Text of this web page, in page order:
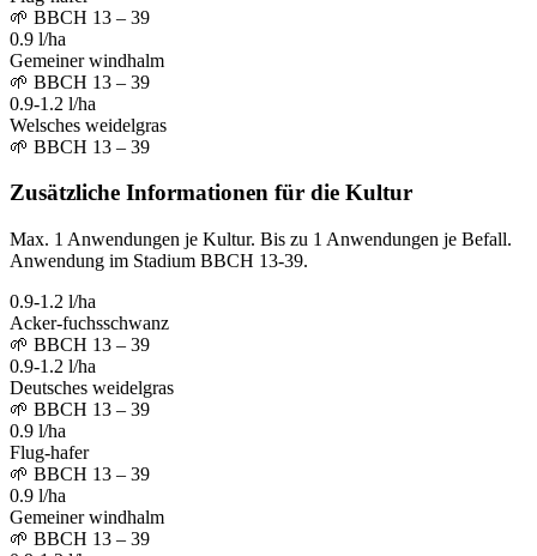
🌱 BBCH 13 – 39
0.9 l/ha
Gemeiner windhalm
🌱 BBCH 13 – 39
0.9-1.2 l/ha
Welsches weidelgras
🌱 BBCH 13 – 39
Zusätzliche Informationen für die Kultur
Max. 1 Anwendungen je Kultur. Bis zu 1 Anwendungen je Befall.
Anwendung im Stadium BBCH 13-39.
0.9-1.2 l/ha
Acker-fuchsschwanz
🌱 BBCH 13 – 39
0.9-1.2 l/ha
Deutsches weidelgras
🌱 BBCH 13 – 39
0.9 l/ha
Flug-hafer
🌱 BBCH 13 – 39
0.9 l/ha
Gemeiner windhalm
🌱 BBCH 13 – 39